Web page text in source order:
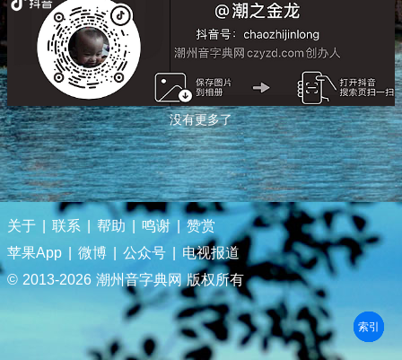
没有更多了
关于 联系 帮助 鸣谢
赞赏
苹果App
微博 公众号
电视报道
© 2013-2026 潮州音字典网 版权所有
部首
笔划
拼音
潮拼